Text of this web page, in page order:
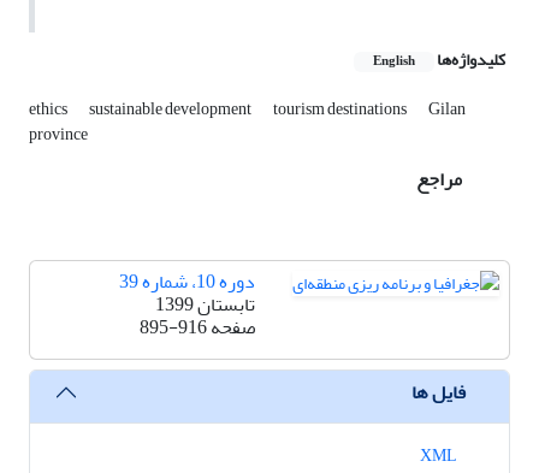
کلیدواژه‌ها English
ethics sustainable development tourism destinations Gilan
province
مراجع
دوره 10، شماره 39
تابستان 1399
صفحه895-916
فایل ها